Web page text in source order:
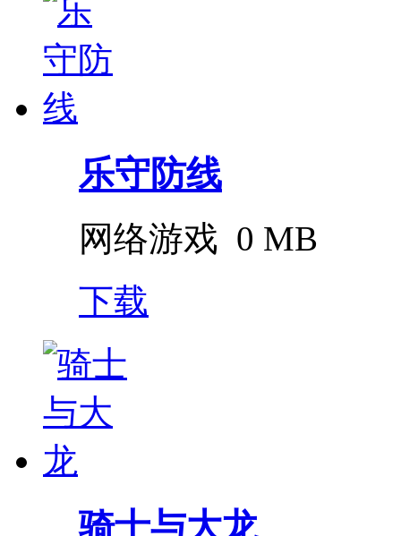
乐守防线
网络游戏 0 MB
下载
骑士与大龙